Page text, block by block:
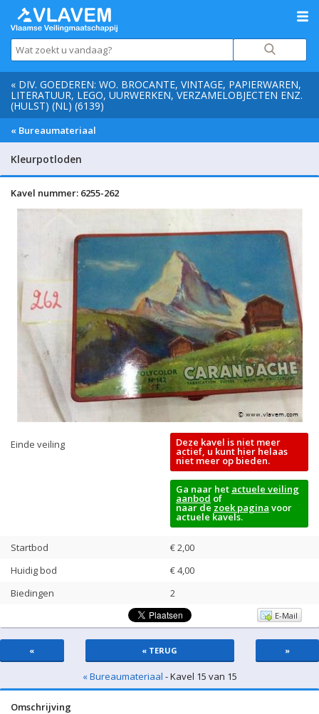
« DIV. GOEDEREN: WO. BROCANTE, VINTAGE, PAPIERWAREN,
LITERATUUR, LEGO, UURWERKEN, VERZAMELOBJECTEN ENZ.
(HULST) (NL) (6139)
« Bureaumateriaal
Kleurpotloden
Kavel nummer: 6255-262
Einde veiling Deze kavel is niet meer
actief, u kunt hier helaas
niet meer op bieden.
Ga naar het actuele veiling
aanbod of
naar de zoek pagina voor
actuele kavels.
Startbod
€ 2,00
Huidig bod
€4,00
Biedingen
2
E-Mail
« « TERUG »
« Bureaumateriaal - Kavel 15 van 15
Omschrijving